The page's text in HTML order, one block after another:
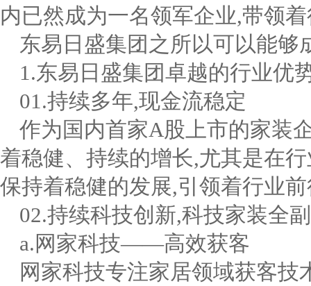
内已然成为一名领军企业,带领
东易日盛集团之所以可以能够
1.东易日盛集团卓越的行业优
01.持续多年,现金流稳定
作为国内首家A股上市的家装
着稳健、持续的增长,尤其是在
保持着稳健的发展,引领着行业
02.持续科技创新,科技家装全
a.网家科技——高效获客
网家科技专注家居领域获客